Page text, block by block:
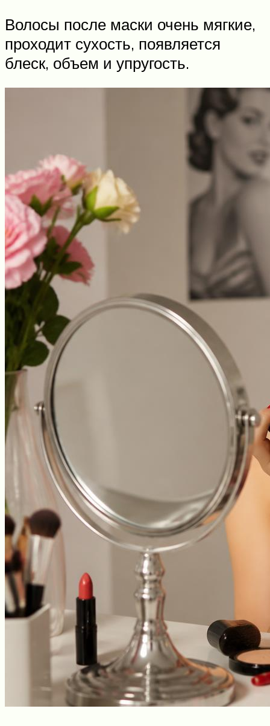
Волосы после маски очень мягкие,
проходит сухость, появляется
блеск, объем и упругость.